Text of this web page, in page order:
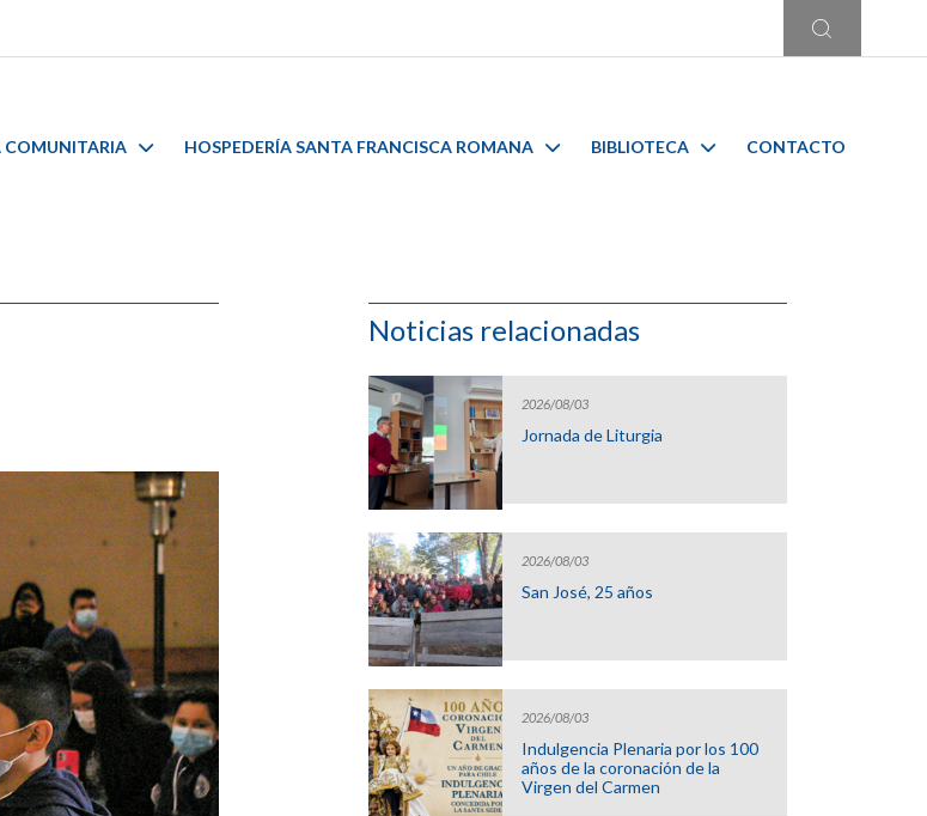
COMUNITARIA HOSPEDERÍA SANTA FRANCISCA ROMANA BIBLIOTECA CONTACTO
Noticias relacionadas
2026/08/03
Jornada de Liturgia
2026/08/03
San José, 25 años
2026/08/03
Indulgencia Plenaria por los 100
años de la coronación de la
Virgen del Carmen